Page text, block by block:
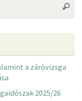
a záróvizsga
2025/26